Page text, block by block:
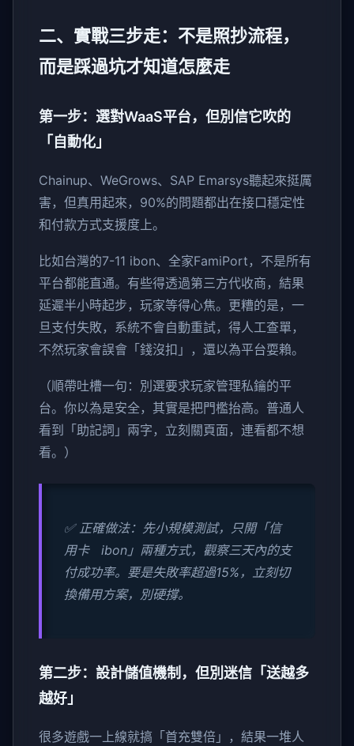
二、實戰三步走：不是照抄流程，
而是踩過坑才知道怎麼走
第一步：選對WaaS平台，但別信它吹的
「自動化」
Chainup、WeGrows、SAP Emarsys聽起來挺厲
害，但真用起來，90%的問題都出在接口穩定性
和付款方式支援度上。
比如台灣的7-11 ibon、全家FamiPort，不是所有
平台都能直通。有些得透過第三方代收商，結果
延遲半小時起步，玩家等得心焦。更糟的是，一
旦支付失敗，系統不會自動重試，得人工查單，
不然玩家會誤會「錢沒扣」，還以為平台耍賴。
（順帶吐槽一句：別選要求玩家管理私鑰的平
台。你以為是安全，其實是把門檻抬高。普通人
看到「助記詞」兩字，立刻關頁面，連看都不想
看。）
✅ 正確做法：先小規模測試，只開「信
用卡 ibon」兩種方式，觀察三天內的支
付成功率。要是失敗率超過15%，立刻切
換備用方案，別硬撐。
第二步：設計儲值機制，但別迷信「送越多
越好」
很多遊戲一上線就搞「首充雙倍」，結果一堆人